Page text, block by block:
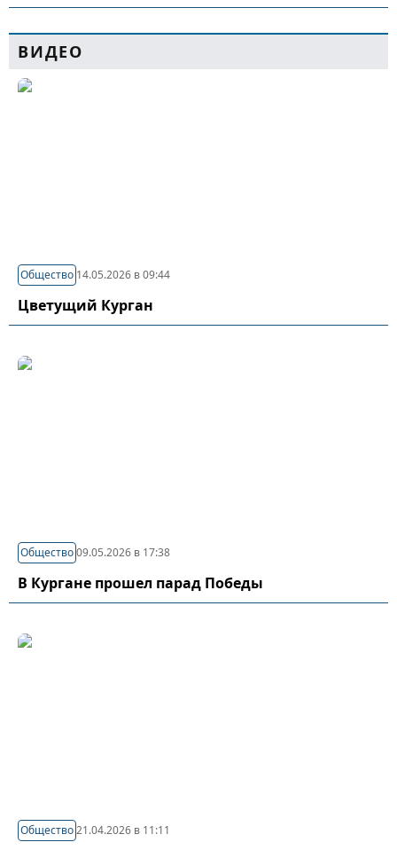
ВИДЕО
Общество 14.05.2026 в 09:44
Цветущий Курган
Общество09.05.2026 в 17:38
В Кургане прошел парад Победы
Общество21.04.2026 в 11:11